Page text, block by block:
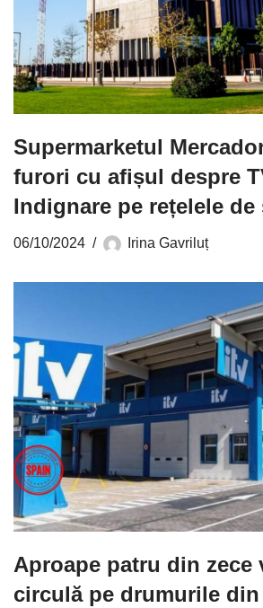
Supermarketul
furori cu afișul despre
Indignare pe rețelele de
06/10/2024 Irina Gavriluț
Aproape patru din zece
circulă pe drumurile din